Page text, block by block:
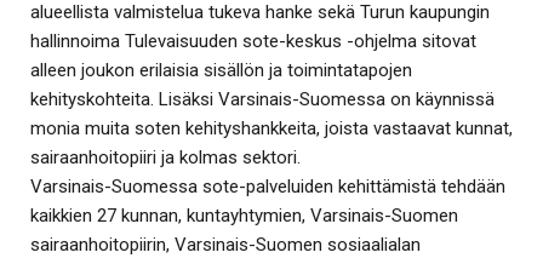
alueellista valmistelua tukeva hanke sekä Turun kaupungin
hallinnoima Tulevaisuuden sote-keskus -ohjelma sitovat
alleen joukon erilaisia sisällön ja toimintatapojen
kehityskohteita. Lisäksi Varsinais-Suomessa on käynnissä
monia muita soten kehityshankkeita, joista vastaavat kunnat,
sairaanhoitopiiri ja kolmas sektori.
Varsinais-Suomessa sote-palveluiden kehittämistä tehdään
kaikkien 27 kunnan, kuntayhtymien, Varsinais-Suomen
sairaanhoitopiirin, Varsinais-Suomen sosiaalialan